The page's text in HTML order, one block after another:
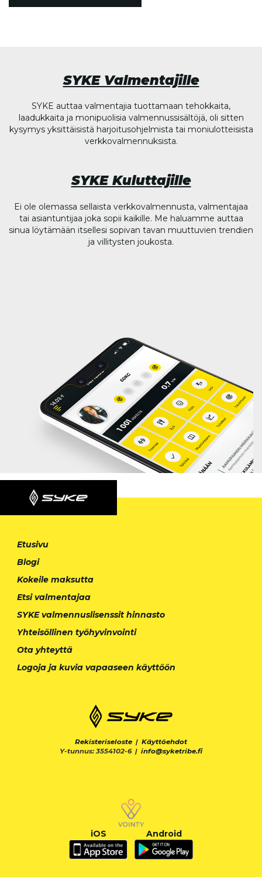
SYKE Valmentajille
SYKE auttaa valmentajia tuottamaan tehokkaita,
laadukkaita ja monipuolisia valmennussisältöjä, oli sitten
kysymys yksittäisistä harjoitusohjelmista tai moniulotteisista
verkkovalmennuksista.
SYKE Kuluttajille
Ei ole olemassa sellaista verkkovalmennusta, valmentajaa
tai asiantuntijaa joka sopii kaikille. Me haluamme auttaa
sinua löytämään itsellesi sopivan tavan muuttuvien trendien
ja villitysten joukosta.
Etusivu
Blogi
Kokeile maksutta
Etsi valmentajaa
SYKE valmennuslisenssit hinnasto
Yhteisöllinen työhyvinvointi
Ota yhteyttä
Logoja ja kuvia vapaaseen käyttöön
Rekisteriseloste | Käyttöehdot
Y-tunnus: 3554102-6 | info@syketribe.fi
iOS Android